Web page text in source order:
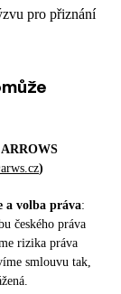
pro přiznání
)
a volba práva:
českého práva
rizika práva
smlouvu tak,